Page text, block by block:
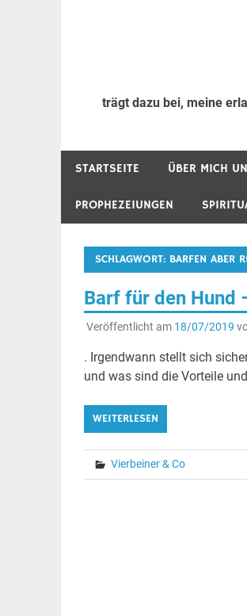
trägt dazu bei, meine
STARTSEITE ÜBER MICH
PROPHEZEIUNGEN
SCHLAGWORT: BARFEN ABER
Barf für den Hund
Veröffentlicht am 18/07/2019
. Irgendwann stellt sich
und was sind die Vorteile
WEITERLESEN
Vierbeiner & Co